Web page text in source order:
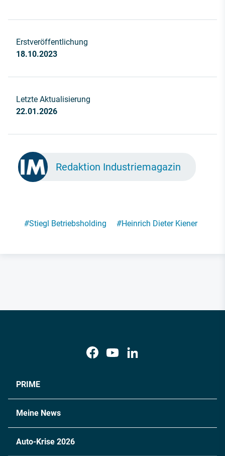
Erstveröffentlichung
18.10.2023
Letzte Aktualisierung
22.01.2026
Redaktion Industriemagazin
#Stiegl Betriebsholding #Heinrich Dieter Kiener
PRIME
Meine News
Auto-Krise 2026